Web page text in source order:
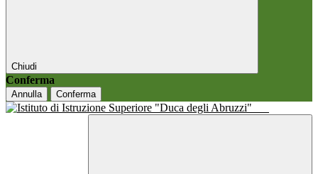
Chiudi
Conferma
Annulla Conferma